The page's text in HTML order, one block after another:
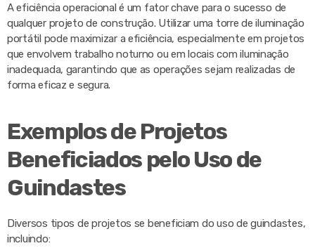
A eficiência operacional é um fator chave para o sucesso de
qualquer projeto de construção. Utilizar uma torre de iluminação
portátil pode maximizar a eficiência, especialmente em projetos
que envolvem trabalho noturno ou em locais com iluminação
inadequada, garantindo que as operações sejam realizadas de
forma eficaz e segura.
Exemplos de Projetos
Beneficiados pelo Uso de
Guindastes
Diversos tipos de projetos se beneficiam do uso de guindastes,
incluindo: